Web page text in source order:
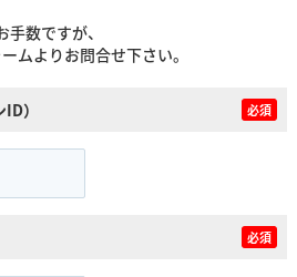
手数ですが、
ムよりお問合せ下さい。
） 必須
必須